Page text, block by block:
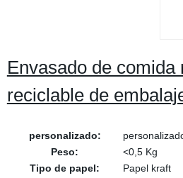
Envasado de
reciclable de
personalizado:
Peso:
<0,5 Kg
Tipo de papel:
Papel kraft